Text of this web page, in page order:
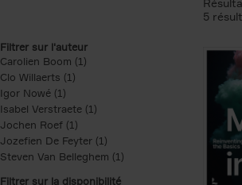
Filtrer sur l'auteur
Carolien Boom (1)
Clo Willaerts (1)
Igor Nowé (1)
Isabel Verstraete (1) Apply Isabel Verstraete filter
Jochen Roef (1)
Jozefien De Feyter (1) Apply Jozefien De Feyter
Steven Van Belleghem (1) Apply Steven Van
Filtrer sur la disponibilité
5